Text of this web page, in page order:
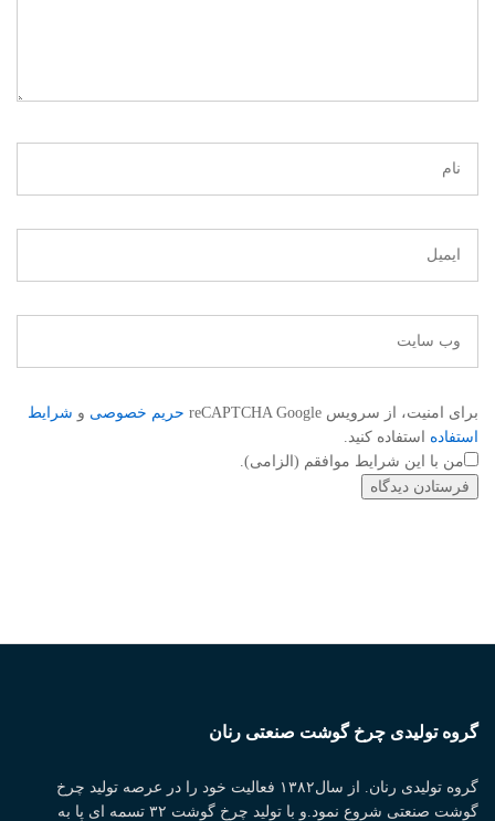
برای امنیت، از سرویس reCAPTCHA Google حریم خصوصی و شرایط
استفاده استفاده کنید.
من با این شرایط موافقم (الزامی).
گروه تولیدی چرخ گوشت صنعتی رنان
گروه تولیدی رنان. از سال۱۳۸۲ فعالیت خود را در عرصه تولید چرخ
گوشت صنعتی شروع نمود.و با تولید چرخ گوشت ۳۲ تسمه ای پا به